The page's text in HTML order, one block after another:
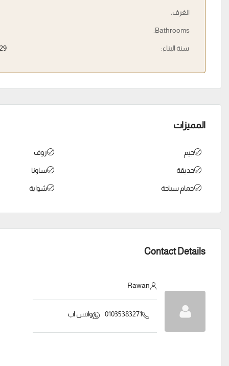
الغرف:
Bathrooms:
سنة البناء:
المميزات
جيم
حديقة
حمام سباحة
روف
ساونا
شواية
Contact Details
Rawan
01035383271 واتس اب